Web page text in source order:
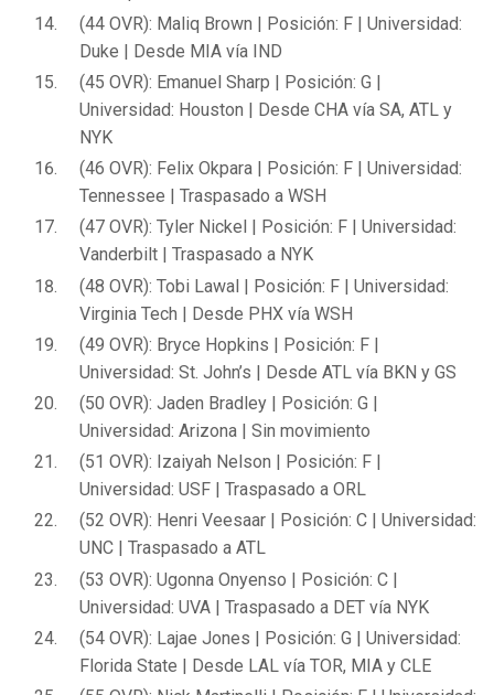
(44 OVR): Maliq Brown | Posición: F | Universidad:
Duke | Desde MIA vía IND
(45 OVR): Emanuel Sharp | Posición: G |
Universidad: Houston | Desde CHA vía SA, ATL y
NYK
(46 OVR): Felix Okpara | Posición: F | Universidad:
Tennessee | Traspasado a WSH
(47 OVR): Tyler Nickel | Posición: F | Universidad:
Vanderbilt | Traspasado a NYK
(48 OVR): Tobi Lawal | Posición: F | Universidad:
Virginia Tech | Desde PHX vía WSH
(49 OVR): Bryce Hopkins | Posición: F |
Universidad: St. John’s | Desde ATL vía BKN y GS
(50 OVR): Jaden Bradley | Posición: G |
Universidad: Arizona | Sin movimiento
(51 OVR): Izaiyah Nelson | Posición: F |
Universidad: USF | Traspasado a ORL
(52 OVR): Henri Veesaar | Posición: C | Universidad:
UNC | Traspasado a ATL
(53 OVR): Ugonna Onyenso | Posición: C |
Universidad: UVA | Traspasado a DET vía NYK
(54 OVR): Lajae Jones | Posición: G | Universidad:
Florida State | Desde LAL vía TOR, MIA y CLE